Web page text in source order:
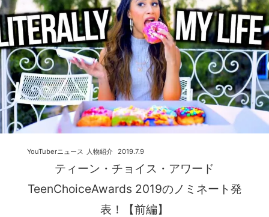
ティーン・チョイス・アワード
TeenChoiceAwards 2019のノミネート発
表！【前編】
2019.7.9
YouTuberニュース 人物紹介